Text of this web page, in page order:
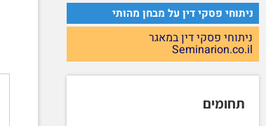
ניתוחי פסקי דין על מבחן מהותי
ניתוחי פסקי דין במאגר
Seminarion.co.il
תחומים